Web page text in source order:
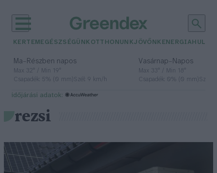
KERTEM EGÉSZSÉGÜNK OTTHONUNKJÖVŐNK ENERGIA
Ma– Részben napos
Max 32° / Min 19°
Csapadék: 5% (0 mm)Szél: 9 km/h
Vasárnap– Napos
Max 33° / Min 18°
Csapadék: 0% (0 mm)Szél:
időjárási adatok:
rezsi